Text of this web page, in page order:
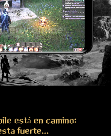
está en camino:
fuerte...